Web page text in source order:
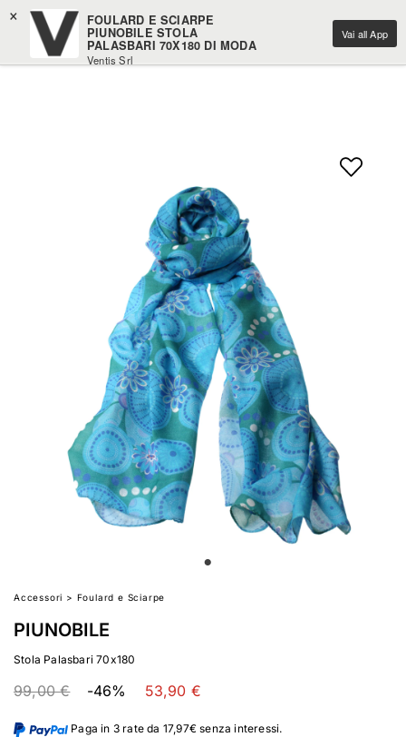
× FOULARD E SCIARPE
PIUNOBILE STOLA
PALASBARI 70X180 DI MODA
Ventis Srl
Vai all App
Accessori > Foulard e Sciarpe
PIUNOBILE
Stola Palasbari 70x180
99,00 € -46% 53,90 €
Paga in 3 rate da 17,97€ senza interessi.